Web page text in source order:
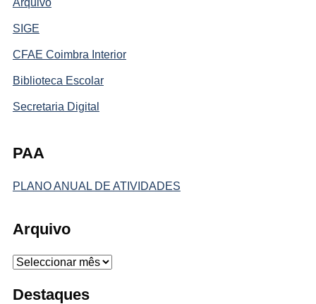
SIGE
CFAE Coimbra Interior
Biblioteca Escolar
Secretaria Digital
PAA
PLANO ANUAL DE ATIVIDADES
Arquivo
Arquivo
Destaques